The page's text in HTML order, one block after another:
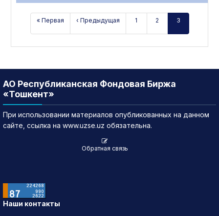
« Первая ‹ Предыдущая 1 2 3
АО Республиканская Фондовая Биржа
«Тошкент»
При использовании материалов опубликованных на данном
сайте, ссылка на www.uzse.uz обязательна.
Обратная связь
Наши контакты